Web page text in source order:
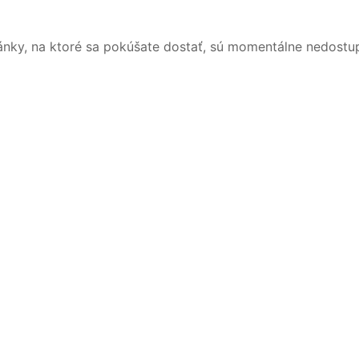
na ktoré sa pokúšate dostať, sú momentálne